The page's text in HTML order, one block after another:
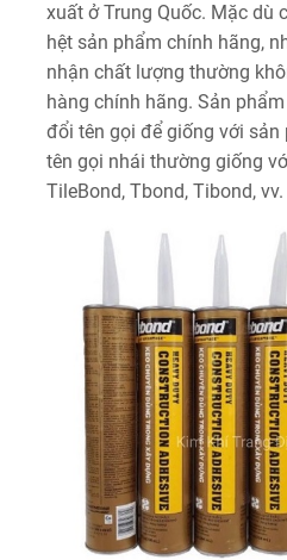
xuất ở Trung Quốc. Mặc dù
hệt sản phẩm chính hãng,
nhận chất lượng thường
hàng chính hãng. Sản
đổi tên gọi để giống với sản
tên gọi nhái thường giống
TileBond, Tbond, Tibond, vv.